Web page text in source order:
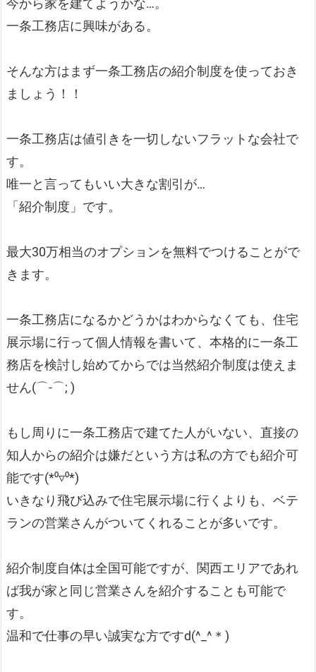
今から家を建てようかな…。
一条工務店に興味がある。
そんな方はまず一条工務店の紹介制度を使っておき
ましょう！！
一条工務店は値引きを一切しないフラットな会社で
す。
唯一と言ってもいい大きな割引が…
「紹介制度」です。
最大30万相当のオプションを無料でつけることがで
きます。
一条工務店になるかどうかはわからなくても、住宅
展示場に行って個人情報を書いて、本格的に一条工
務店を検討し始めてからでは当然紹介制度は使えま
せん(⌒-⌒; )
もし周りに一条工務店で建てた人がいない、直接の
知人からの紹介は嫌だという方は私の方でも紹介可
能です(*⁰▿⁰*)
いきなり飛び込みで住宅展示場に行くよりも、ベテ
ランの営業さんがついてくれることが多いです。
紹介制度自体は全国可能ですが、関西エリアであれ
ば我が家と同じ営業さんを紹介することも可能で
す。
温和で仕事の早い誠実な方ですd(^_^＊)